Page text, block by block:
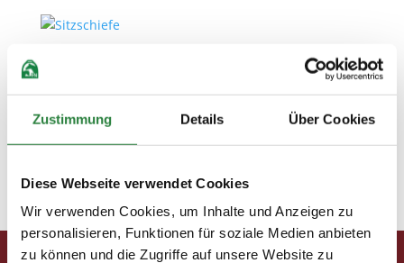
Zustimmung Details Über Cookies
Diese Webseite verwendet Cookies
Wir verwenden Cookies, um Inhalte und Anzeigen zu
personalisieren, Funktionen für soziale Medien anbieten
zu können und die Zugriffe auf unsere Website zu
mit frdl. Genehmigung entnommen aus
„Grundausbildung für Reiter und Pferd, Richtlinien
für Reiten und Fahren, Band 1“, Hrsg.: Deutsche
FNverlag, Warendorf, 2014